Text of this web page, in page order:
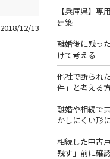
2018/12/13
【兵庫県】
建築
離婚後に残っ
けて考える
他社で断られ
件」と考える
離婚や相続で
かしにくい形
相続した中古
残す」前に確